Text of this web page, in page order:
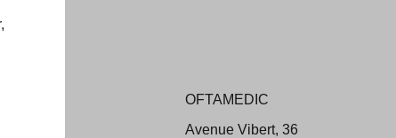
OFTAMEDIC
Avenue Vibert, 36